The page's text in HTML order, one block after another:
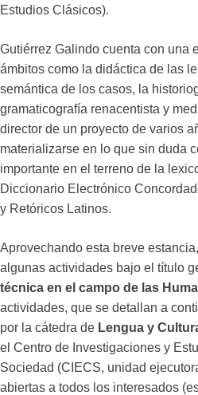
Estudios Clásicos).
Gutiérrez Galindo cuenta con una
ámbitos como la didáctica de las
semántica de los casos, la
gramaticografía renacentista y
director de un proyecto de varios
materializarse en lo que sin duda
importante en el terreno de la
Diccionario Electrónico
y Retóricos Latinos.
Aprovechando esta breve
algunas actividades bajo el título
técnica en el campo de las
actividades, que se detallan a
por la cátedra de Lengua y
el Centro de Investigaciones y
Sociedad (CIECS, unidad
abiertas a todos los interesados